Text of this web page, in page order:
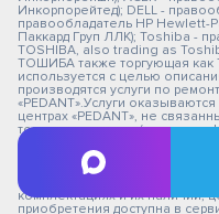
Инкорпорейтед); DELL -
правообладатель HP Hewlett-
Паккард Груп ЛЛК); Toshiba -
TOSHIBA, also trading as
ТОШИБА также торгующая как
используется с целью
производятся услуги по
«PEDANT».Услуги
центрах «PEDANT», не
товарных знаков и/или с ее
отношении товаров, которые
оборот в смысле статьи 1487
могут меняться в
проводимых работ
комплектациях и их наличии,
приобретения доступна в